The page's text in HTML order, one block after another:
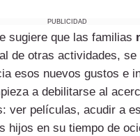
PUBLICIDAD
sugiere que las familias
de otras actividades,
esos nuevos gustos e
a debilitarse al
ver películas, acudir a
hijos en su tiempo de